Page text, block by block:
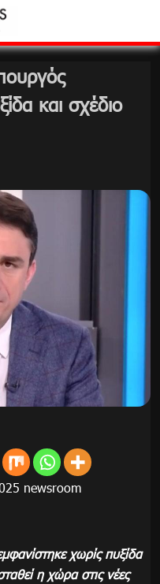
και σχέδιο
newsroom
χωρίς πυξίδα
η χώρα στις νέες